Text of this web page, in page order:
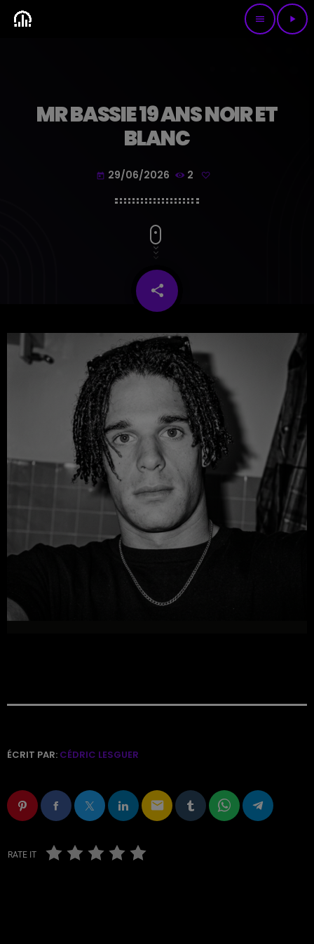
menu play_arrow
MR BASSIE 19 ANS NOIR ET
BLANC
today 29/06/2026 2
share
email
ÉCRIT PAR: CÉDRIC LESGUER
email
RATE IT